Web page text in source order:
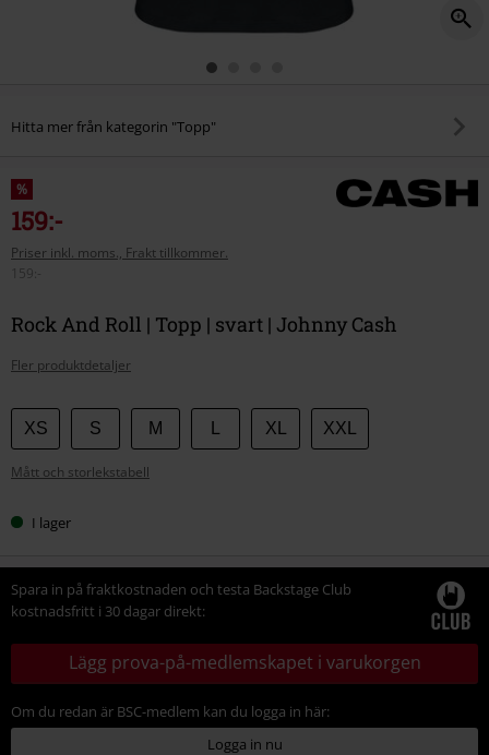
Hitta mer från kategorin "Topp"
%
159:-
Priser inkl. moms., Frakt tillkommer.
159:-
Rock And Roll | Topp | svart | Johnny Cash
Fler produktdetaljer
Välj
din
storlek
XS S M XL XXL
Mått och storlekstabell
I lager
Spara in på fraktkostnaden och testa Backstage Club
kostnadsfritt i 30 dagar direkt:
Lägg prova-på-medlemskapet i varukorgen
Om du redan är BSC-medlem kan du logga in här:
Logga in nu